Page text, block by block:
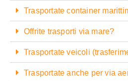
Trasportate container
Offrite trasporti via mare?
Trasportate veicoli
Trasportate anche per via